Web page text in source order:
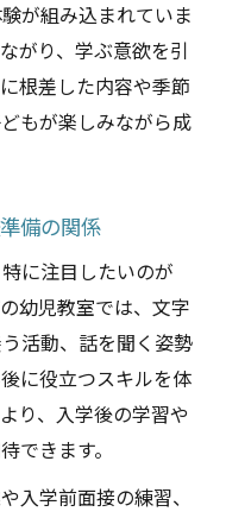
が組み込まれていま
がり、学ぶ意欲を引
根差した内容や季節
もが楽しみながら成
備の関係
に注目したいのが
幼児教室では、文字
活動、話を聞く姿勢
に役立つスキルを体
り、入学後の学習や
できます。
入学前面接の練習、